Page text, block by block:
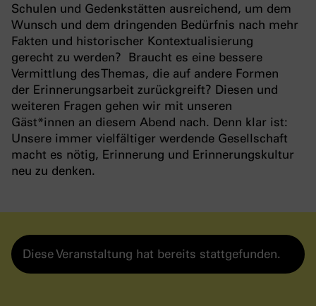
Schulen und Gedenkstätten ausreichend, um dem
Wunsch und dem dringenden Bedürfnis nach mehr
Fakten und historischer Kontextualisierung
gerecht zu werden? Braucht es eine bessere
Vermittlung des Themas, die auf andere Formen
der Erinnerungsarbeit zurückgreift? Diesen und
weiteren Fragen gehen wir mit unseren
Gäst*innen an diesem Abend nach. Denn klar ist:
Unsere immer vielfältiger werdende Gesellschaft
macht es nötig, Erinnerung und Erinnerungskultur
neu zu denken.
Diese Veranstaltung hat bereits stattgefunden.